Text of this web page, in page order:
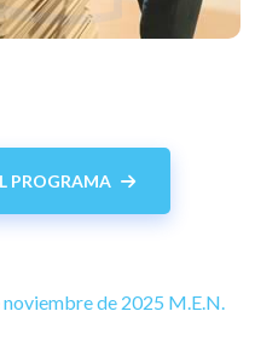
PROGRAMA
de 2025 M.E.N.